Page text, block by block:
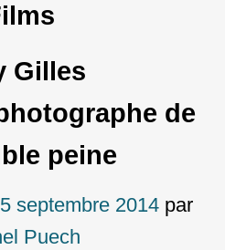
Gilles
de
peine
septembre 2014 par
Puech